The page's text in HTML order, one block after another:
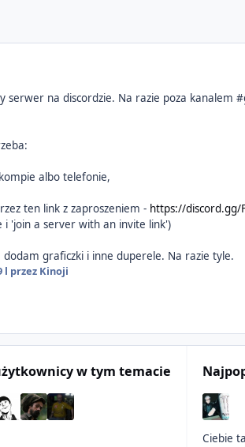
na discordzie. Na razie poza kanalem
albo telefonie,
ten link z zaproszeniem - https://discord.gg/
i 'join a server with an invite link')
dodam graficzki i inne duperele. Na razie tyle.
l przez Kinoji
w tym temacie
Ciebie